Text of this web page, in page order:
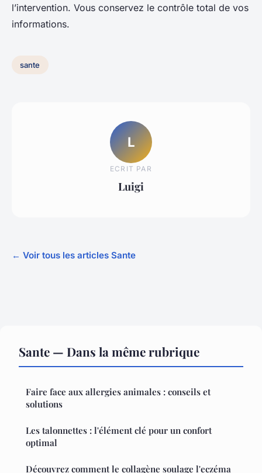
l’intervention. Vous conservez le contrôle total de vos
informations.
sante
L
ECRIT PAR
Luigi
← Voir tous les articles Sante
Sante — Dans la même rubrique
Faire face aux allergies animales : conseils et
solutions
Les talonnettes : l'élément clé pour un confort
optimal
Découvrez comment le collagène soulage l'eczéma